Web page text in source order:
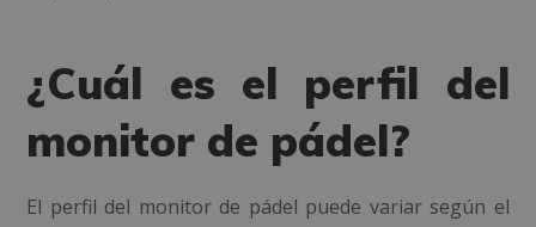
¿Cuál es el perfil del
monitor de pádel?
El perfil del monitor de pádel puede variar según el